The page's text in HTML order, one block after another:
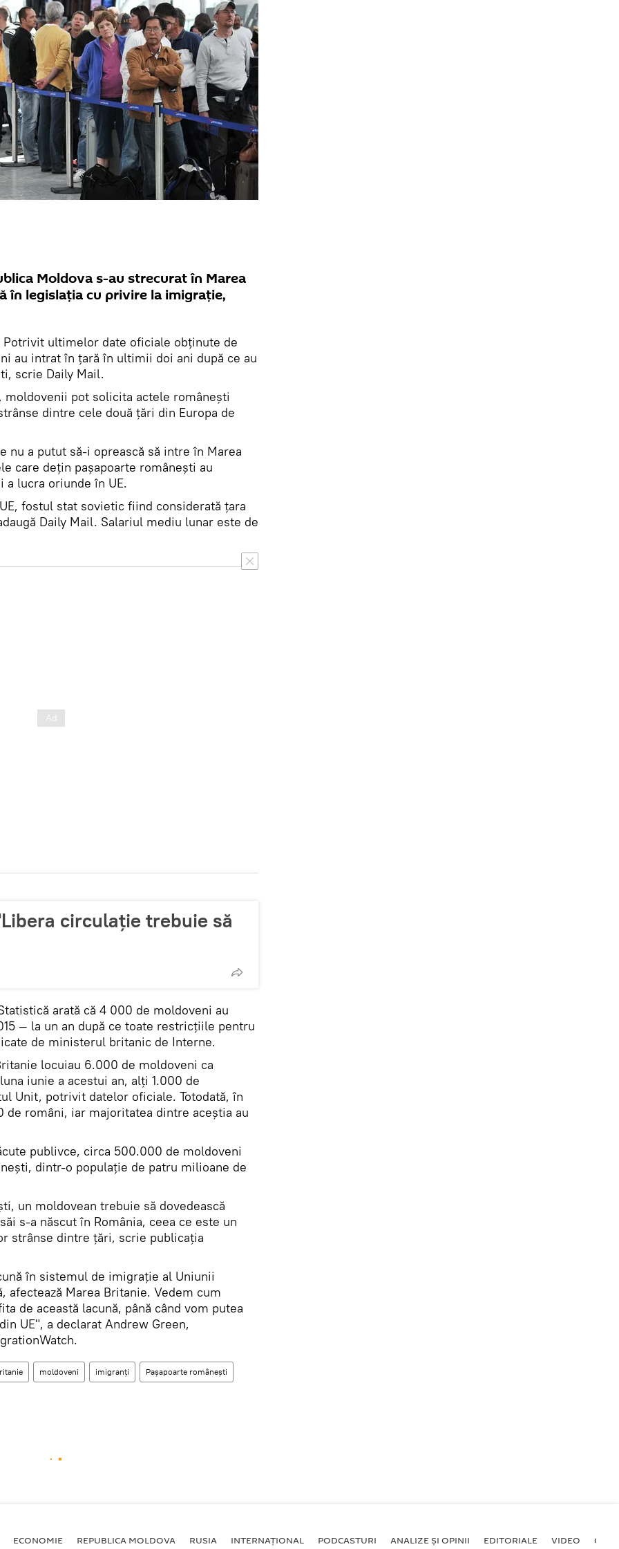
Moldova s-au strecurat în Marea
în legislaţia cu privire la imigraţie,
Potrivit ultimelor date oficiale obținute de
au intrat în țară în ultimii doi ani după ce au
scrie Daily Mail.
pot solicita actele românești
dintre cele două țări din Europa de
nu a putut să-i oprească să intre în Marea
care deţin paşapoarte româneşti au
lucra oriunde în UE.
fostul stat sovietic fiind considerată țara
Daily Mail. Salariul mediu lunar este de
circulație trebuie să
arată că 4 000 de moldoveni au
— la un an după ce toate restricțiile pentru
de ministerul britanic de Interne.
locuiau 6.000 de moldoveni ca
iunie a acestui an, alți 1.000 de
Unit, potrivit datelor oficiale. Totodată, în
de români, iar majoritatea dintre aceştia au
publivce, circa 500.000 de moldoveni
dintr-o populație de patru milioane de
un moldovean trebuie să dovedească
s-a născut în România, ceea ce este un
strânse dintre țări, scrie publicaţia
în sistemul de imigrație al Uniunii
afectează Marea Britanie. Vedem cum
de această lacună, până când vom putea
UE", a declarat Andrew Green,
moldoveni imigranţi Pașapoarte românești
ECONOMIE REPUBLICA MOLDOVA RUSIA INTERNAȚIONAL PODCASTURI ANALIZE ȘI OPINII EDITORIALE VIDEO